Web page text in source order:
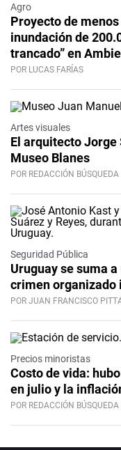
Agro
Proyecto de
inundación de
trancado” en
POR LUCAS FARÍAS
Artes visuales
El arquitecto
Museo Blanes
POR REDACCIÓN BÚSQUEDA
Seguridad Pública
Uruguay se suma
crimen organizado
POR JUAN FRANCISCO
Precios minoristas
Costo de vida:
en julio y la
POR REDACCIÓN BÚSQUEDA